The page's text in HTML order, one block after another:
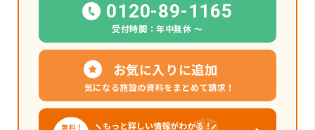
0120-89-1165
受付時間：年中無休 〜
お気に入りに追加
気になる施設の資料をまとめて請求！
もっと詳しい情報がわかる！